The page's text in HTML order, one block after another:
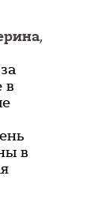
,
в
в